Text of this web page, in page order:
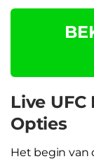
Live
Opties
Het begin van